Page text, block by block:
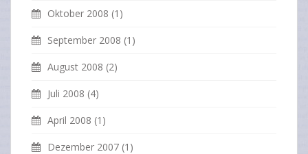
Oktober 2008 (1)
September 2008 (1)
August 2008 (2)
Juli 2008 (4)
April 2008 (1)
Dezember 2007 (1)